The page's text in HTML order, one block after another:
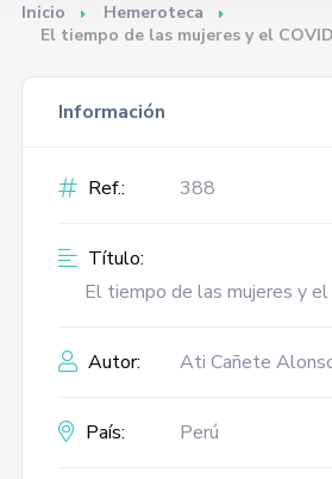
Inicio
Hemeroteca
El tiempo de las mujeres y el
Información
Ref.: 388
Título:
El tiempo de las mujeres y
Autor: Ati Cañete
País: Perú